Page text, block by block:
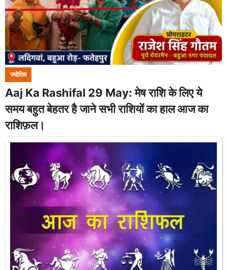
ज्योतिष
Aaj Ka Rashifal 29 May: मेष राशि के लिए ये
समय बहुत बेहतर है जाने सभी राशियों का हाल आज का
राशिफ़ल।